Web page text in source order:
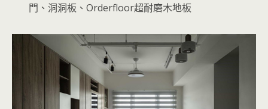
門、洞洞板、Orderfloor超耐磨木地板